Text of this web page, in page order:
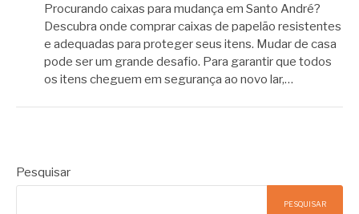
Procurando caixas para mudança em Santo André?
Descubra onde comprar caixas de papelão resistentes
e adequadas para proteger seus itens. Mudar de casa
pode ser um grande desafio. Para garantir que todos
os itens cheguem em segurança ao novo lar,…
Pesquisar
PESQUISAR